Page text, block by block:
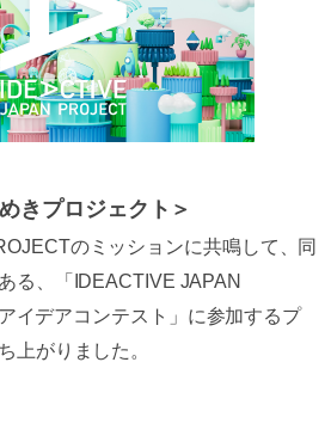
きプロジェクト＞
のミッションに共鳴して、同
る、「IDEACTIVE JAPAN
イデアコンテスト」に参加するプ
上がりました。